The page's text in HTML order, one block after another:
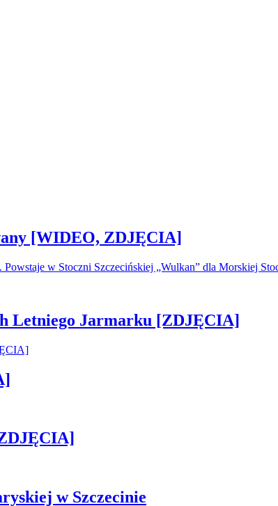
[WIDEO, ZDJĘCIA]
Powstaje w Stoczni Szczecińskiej „Wulkan” dla Morskiej
Letniego Jarmarku [ZDJĘCIA]
w Szczecinie